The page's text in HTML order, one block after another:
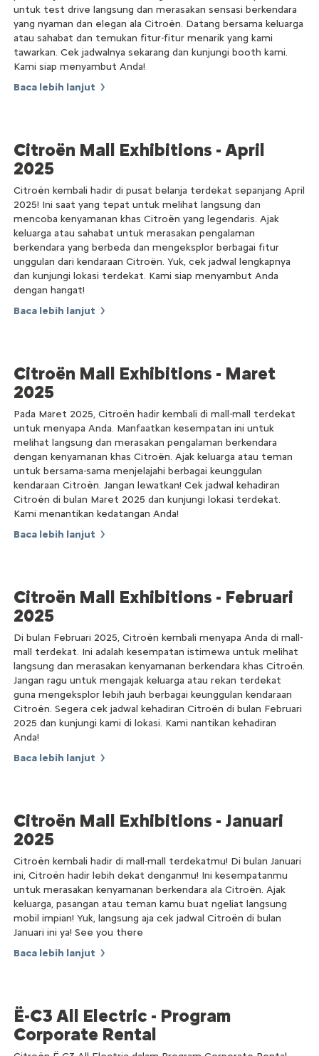
untuk test drive langsung dan merasakan sensasi berkendara
yang nyaman dan elegan ala Citroën. Datang bersama keluarga
atau sahabat dan temukan fitur-fitur menarik yang kami
tawarkan. Cek jadwalnya sekarang dan kunjungi booth kami.
Kami siap menyambut Anda!
Baca lebih lanjut
Citroën Mall Exhibitions - April
2025
Citroën kembali hadir di pusat belanja terdekat sepanjang April
2025! Ini saat yang tepat untuk melihat langsung dan
mencoba kenyamanan khas Citroën yang legendaris. Ajak
keluarga atau sahabat untuk merasakan pengalaman
berkendara yang berbeda dan mengeksplor berbagai fitur
unggulan dari kendaraan Citroën. Yuk, cek jadwal lengkapnya
dan kunjungi lokasi terdekat. Kami siap menyambut Anda
dengan hangat!
Baca lebih lanjut
Citroën Mall Exhibitions - Maret
2025
Pada Maret 2025, Citroën hadir kembali di mall-mall terdekat
untuk menyapa Anda. Manfaatkan kesempatan ini untuk
melihat langsung dan merasakan pengalaman berkendara
dengan kenyamanan khas Citroën. Ajak keluarga atau teman
untuk bersama-sama menjelajahi berbagai keunggulan
kendaraan Citroën. Jangan lewatkan! Cek jadwal kehadiran
Citroën di bulan Maret 2025 dan kunjungi lokasi terdekat.
Kami menantikan kedatangan Anda!
Baca lebih lanjut
Citroën Mall Exhibitions - Februari
2025
Di bulan Februari 2025, Citroën kembali menyapa Anda di mall-
mall terdekat. Ini adalah kesempatan istimewa untuk melihat
langsung dan merasakan kenyamanan berkendara khas Citroën.
Jangan ragu untuk mengajak keluarga atau rekan terdekat
guna mengeksplor lebih jauh berbagai keunggulan kendaraan
Citroën. Segera cek jadwal kehadiran Citroën di bulan Februari
2025 dan kunjungi kami di lokasi. Kami nantikan kehadiran
Anda!
Baca lebih lanjut
Citroën Mall Exhibitions - Januari
2025
Citroën kembali hadir di mall-mall terdekatmu! Di bulan Januari
ini, Citroën hadir lebih dekat denganmu! Ini kesempatanmu
untuk merasakan kenyamanan berkendara ala Citroën. Ajak
keluarga, pasangan atau teman kamu buat ngeliat langsung
mobil impian! Yuk, langsung aja cek jadwal Citroën di bulan
Januari ini ya! See you there
Baca lebih lanjut
Ë-C3 All Electric - Program
Corporate Rental